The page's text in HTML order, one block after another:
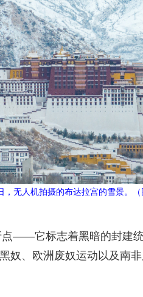
，无人机拍摄的布达拉宫的雪景。（
——它标志着黑暗的封建
奴、欧洲废奴运动以及南